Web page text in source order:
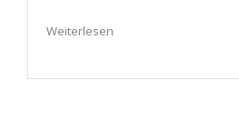
Weiterlesen